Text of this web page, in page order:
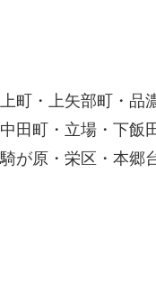
町・上矢部町・
田町・立場・下
が原・栄区・本郷